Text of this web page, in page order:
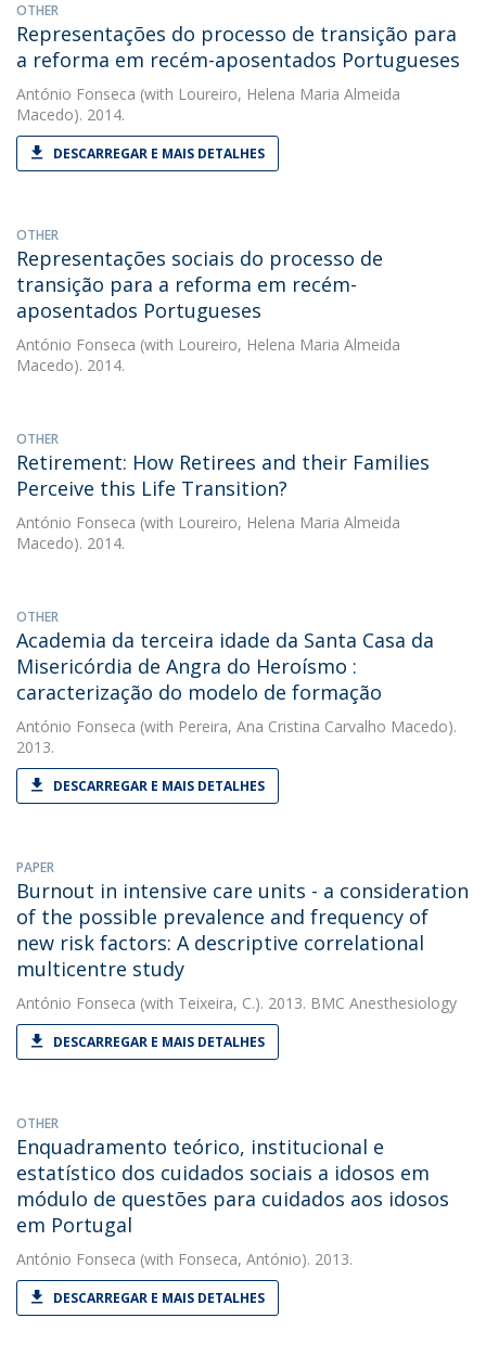
OTHER
Representações do processo de transição para
a reforma em recém-aposentados Portugueses
António Fonseca (with Loureiro, Helena Maria Almeida
Macedo). 2014.
DESCARREGAR E MAIS DETALHES
OTHER
Representações sociais do processo de
transição para a reforma em recém-
aposentados Portugueses
António Fonseca (with Loureiro, Helena Maria Almeida
Macedo). 2014.
OTHER
Retirement: How Retirees and their Families
Perceive this Life Transition?
António Fonseca (with Loureiro, Helena Maria Almeida
Macedo). 2014.
OTHER
Academia da terceira idade da Santa Casa da
Misericórdia de Angra do Heroísmo :
caracterização do modelo de formação
António Fonseca (with Pereira, Ana Cristina Carvalho Macedo).
2013.
DESCARREGAR E MAIS DETALHES
PAPER
Burnout in intensive care units - a consideration
of the possible prevalence and frequency of
new risk factors: A descriptive correlational
multicentre study
António Fonseca (with Teixeira, C.). 2013. BMC Anesthesiology
DESCARREGAR E MAIS DETALHES
OTHER
Enquadramento teórico, institucional e
estatístico dos cuidados sociais a idosos em
módulo de questões para cuidados aos idosos
em Portugal
António Fonseca (with Fonseca, António). 2013.
DESCARREGAR E MAIS DETALHES